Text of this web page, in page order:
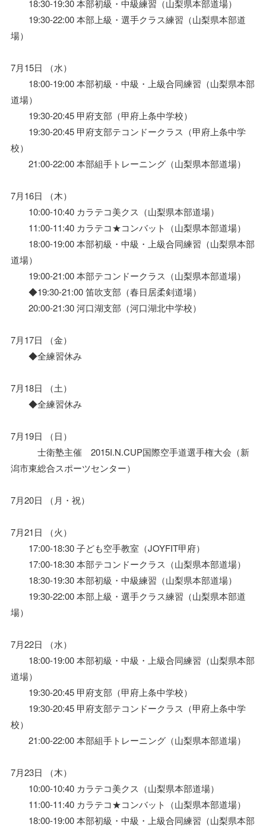
18:30-19:30 本部初級・中級練習（山梨県本部道場）
19:30-22:00 本部上級・選手クラス練習（山梨県本部道
場）
7月15日 （水）
18:00-19:00 本部初級・中級・上級合同練習（山梨県本部
道場）
19:30-20:45 甲府支部（甲府上条中学校）
19:30-20:45 甲府支部テコンドークラス（甲府上条中学
校）
21:00-22:00 本部組手トレーニング（山梨県本部道場）
7月16日 （木）
10:00-10:40 カラテコ美クス（山梨県本部道場）
11:00-11:40 カラテコ★コンバット（山梨県本部道場）
18:00-19:00 本部初級・中級・上級合同練習（山梨県本部
道場）
19:00-21:00 本部テコンドークラス（山梨県本部道場）
◆19:30-21:00 笛吹支部（春日居柔剣道場）
20:00-21:30 河口湖支部（河口湖北中学校）
7月17日 （金）
◆全練習休み
7月18日 （土）
◆全練習休み
7月19日 （日）
士衛塾主催 2015I.N.CUP国際空手道選手権大会（新
潟市東総合スポーツセンター）
7月20日 （月・祝）
7月21日 （火）
17:00-18:30 子ども空手教室（JOYFIT甲府）
17:00-18:30 本部テコンドークラス（山梨県本部道場）
18:30-19:30 本部初級・中級練習（山梨県本部道場）
19:30-22:00 本部上級・選手クラス練習（山梨県本部道
場）
7月22日 （水）
18:00-19:00 本部初級・中級・上級合同練習（山梨県本部
道場）
19:30-20:45 甲府支部（甲府上条中学校）
19:30-20:45 甲府支部テコンドークラス（甲府上条中学
校）
21:00-22:00 本部組手トレーニング（山梨県本部道場）
7月23日 （木）
10:00-10:40 カラテコ美クス（山梨県本部道場）
11:00-11:40 カラテコ★コンバット（山梨県本部道場）
18:00-19:00 本部初級・中級・上級合同練習（山梨県本部